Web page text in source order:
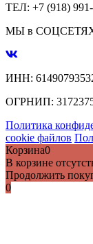
ТЕЛ: +7 (918)
МЫ в
ИНН:
ОГРНИП:
Политика
cookie файлов
Корзина0
В корзине
Продолжить
0